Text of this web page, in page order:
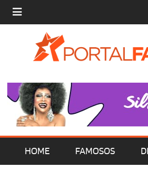
HOME FAMOSOS